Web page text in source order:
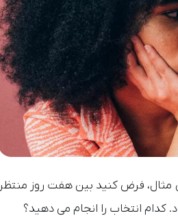
مثال، فرض کنید بین هفت روز منتظر